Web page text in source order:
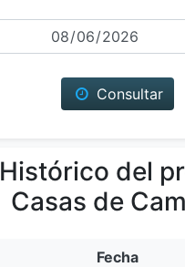
Fecha
Consultar
Histórico del
Casas de
Fecha